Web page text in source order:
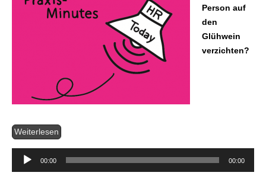
Person auf
den
Glühwein
verzichten?
Weiterlesen
00:00 00:00